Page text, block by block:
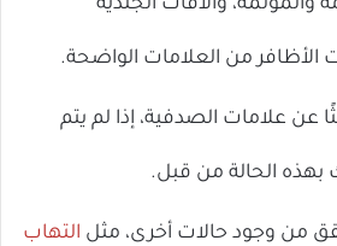
والمؤلمة، والآفات الجلدية
الأظافر من العلامات الواضحة.
علامات الصدفية، إذا لم يتم
الحالة من قبل.
من وجود حالات أخرى، مثل التهاب